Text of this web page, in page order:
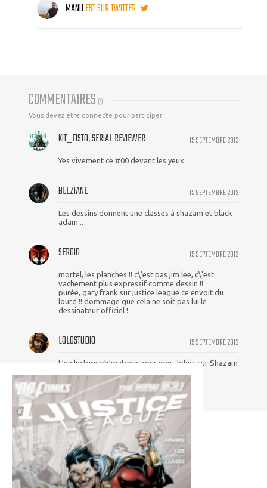
MANUEST SUR TWITTER
COMMENTAIRES (4)
Vous devez être connecté pour participer
15 SEPTEMBRE 2012
KIT_FISTO, SERIAL REVIEWER
Yes vivement ce #00 devant les yeux
15 SEPTEMBRE 2012
BELZIANE
Les dessins donnent une classes à shazam et black
adam...
15 SEPTEMBRE 2012
SERGIO
mortel, les planches !! c\'est pas jim lee, c\'est
vachement plus expressif comme dessin !!
purée, gary frank sur justice league ce envoit du
lourd !! dommage que cela ne soit pas lui le
dessinateur officiel !
15 SEPTEMBRE 2012
LOLOSTUDIO
Une lecture obligatoire pour moi, Johns sur Shazam